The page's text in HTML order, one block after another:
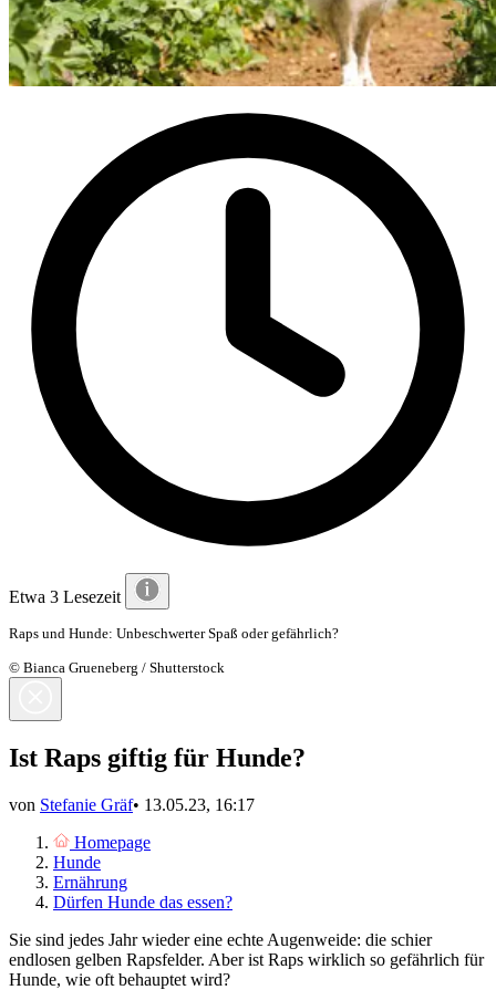
Etwa 3 Lesezeit
Raps und Hunde: Unbeschwerter Spaß oder gefährlich?
© Bianca Grueneberg / Shutterstock
Ist Raps giftig für Hunde?
von Stefanie Gräf• 13.05.23, 16:17
Homepage
Hunde
Ernährung
Dürfen Hunde das essen?
Sie sind jedes Jahr wieder eine echte Augenweide: die schier
endlosen gelben Rapsfelder. Aber ist Raps wirklich so gefährlich für
Hunde, wie oft behauptet wird?